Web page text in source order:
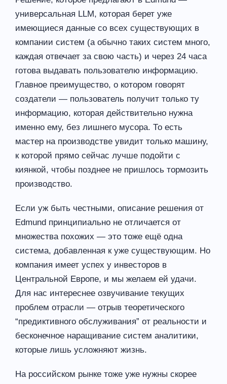
универсальная LLM, которая берет уже
имеющиеся данные со всех существующих в
компании систем (а обычно таких систем много,
каждая отвечает за свою часть) и через 24 часа
готова выдавать пользователю информацию.
Главное преимущество, о котором говорят
создатели — пользователь получит только ту
информацию, которая действительно нужна
именно ему, без лишнего мусора. То есть
мастер на производстве увидит только машину,
к которой прямо сейчас лучше подойти с
киянкой, чтобы позднее не пришлось тормозить
производство.
Если уж быть честными, описание решения от
Edmund принципиально не отличается от
множества похожих — это тоже ещё одна
система, добавленная к уже существующим. Но
компания имеет успех у инвесторов в
Центральной Европе, и мы желаем ей удачи.
Для нас интереснее озвучивание текущих
проблем отрасли — отрыв теоретического
“предиктивного обслуживания” от реальности и
бесконечное наращивание систем аналитики,
которые лишь усложняют жизнь.
На российском рынке тоже уже нужны скорее